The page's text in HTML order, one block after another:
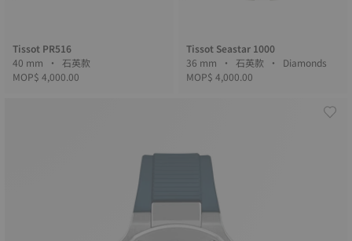
Tissot PR516
40 mm • 石英款
MOP$ 4,000.00
Tissot Seastar 1000
36 mm • 石英款 • Diamonds
MOP$ 4,000.00